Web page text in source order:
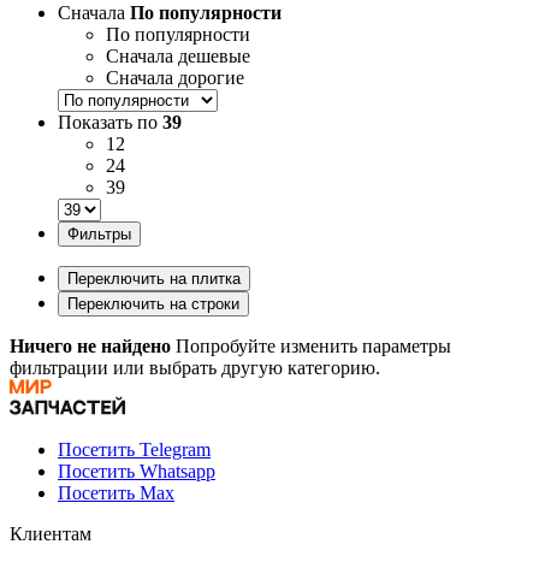
Сначала По популярности
По популярности
Сначала дешевые
Сначала дорогие
Показать по 39
12
24
39
Фильтры
Переключить на плитка
Переключить на строки
Ничего не найдено Попробуйте изменить параметры
фильтрации или выбрать другую категорию.
Посетить Telegram
Посетить Whatsapp
Посетить Max
Клиентам